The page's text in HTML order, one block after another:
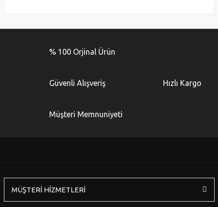
Görüş ve önerileriniz için teşekkür ederiz.
Ürün resmi kalitesiz, bozuk veya görüntülenemiyor.
Gönder
% 100 Orjinal Ürün
Güvenli Alışveriş Hızlı Kargo
Müşteri Memnuniyeti
MÜŞTERİ HİZMETLERİ